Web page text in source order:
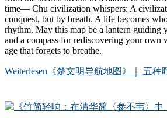
time— Chu civilization whispers: A
conquest, but by breath. A life becomes
rhythm. May this map be a lantern guiding
and a compass for rediscovering your own
age that forgets to breathe.
Weiterlesen 《楚文明导航地图》｜ 五种